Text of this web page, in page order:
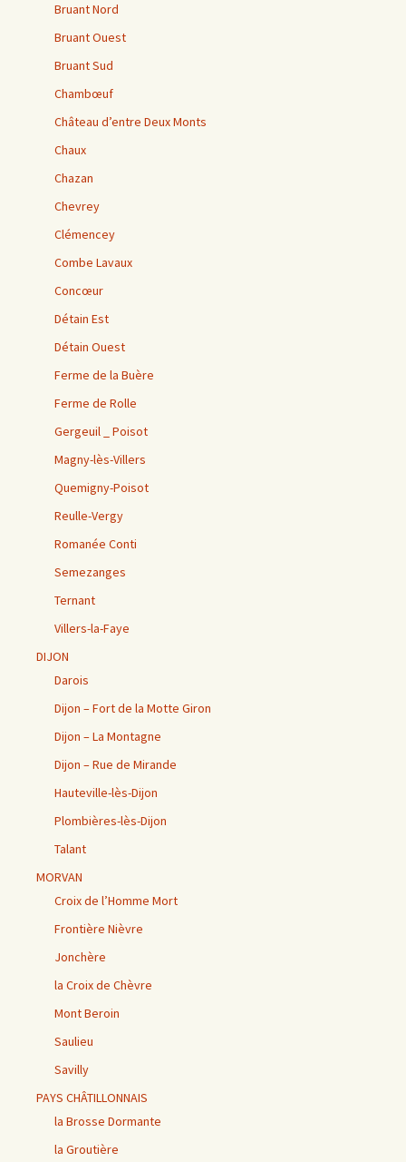
Bruant Nord
Bruant Ouest
Bruant Sud
Chambœuf
Château d’entre Deux Monts
Chaux
Chazan
Chevrey
Clémencey
Combe Lavaux
Concœur
Détain Est
Détain Ouest
Ferme de la Buère
Ferme de Rolle
Gergeuil _ Poisot
Magny-lès-Villers
Quemigny-Poisot
Reulle-Vergy
Romanée Conti
Semezanges
Ternant
Villers-la-Faye
DIJON
Darois
Dijon – Fort de la Motte Giron
Dijon – La Montagne
Dijon – Rue de Mirande
Hauteville-lès-Dijon
Plombières-lès-Dijon
Talant
MORVAN
Croix de l’Homme Mort
Frontière Nièvre
Jonchère
la Croix de Chèvre
Mont Beroin
Saulieu
Savilly
PAYS CHÂTILLONNAIS
la Brosse Dormante
la Groutière